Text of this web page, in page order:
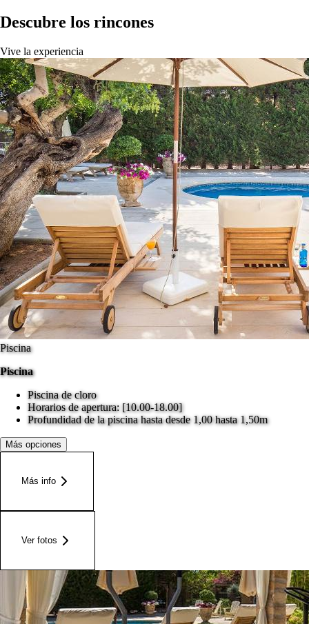
Descubre los rincones
Vive la experiencia
Piscina
Piscina
Piscina de cloro
Horarios de apertura: [10.00-18.00]
Profundidad de la piscina hasta desde 1,00 hasta 1,50m
Más opciones
Más info
Ver fotos